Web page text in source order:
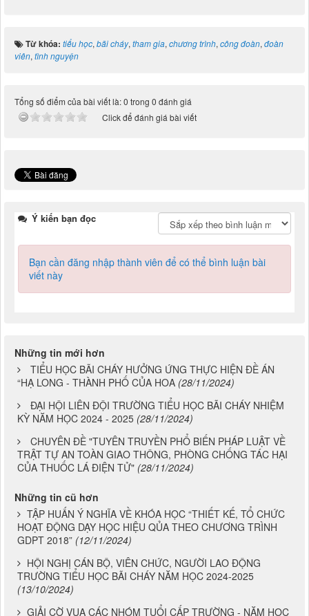
Từ khóa: tiểu học, bãi cháy, tham gia, chương trình, công đoàn, đoàn
viên, tình nguyện
Tổng số điểm của bài viết là: 0 trong 0 đánh giá
Click để đánh giá bài viết
Ý kiến bạn đọc
Bạn cần đăng nhập thành viên để có thể bình luận bài
viết này
Những tin mới hơn
TIỂU HỌC BÃI CHÁY HƯỞNG ỨNG THỰC HIỆN ĐỀ ÁN
“HẠ LONG - THÀNH PHỐ CỦA HOA (28/11/2024)
ĐẠI HỘI LIÊN ĐỘI TRƯỜNG TIỂU HỌC BÃI CHÁY NHIỆM
KỲ NĂM HỌC 2024 - 2025 (28/11/2024)
CHUYÊN ĐỀ "TUYÊN TRUYỀN PHỔ BIẾN PHÁP LUẬT VỀ
TRẬT TỰ AN TOÀN GIAO THÔNG, PHÒNG CHỐNG TÁC HẠI
CỦA THUỐC LÁ ĐIỆN TỬ" (28/11/2024)
Những tin cũ hơn
TẬP HUẤN Ý NGHĨA VỀ KHÓA HỌC “THIẾT KẾ, TỔ CHỨC
HOẠT ĐỘNG DẠY HỌC HIỆU QỦA THEO CHƯƠNG TRÌNH
GDPT 2018” (12/11/2024)
HỘI NGHỊ CÁN BỘ, VIÊN CHỨC, NGƯỜI LAO ĐỘNG
TRƯỜNG TIỂU HỌC BÃI CHÁY NĂM HỌC 2024-2025
(13/10/2024)
GIẢI CỜ VUA CÁC NHÓM TUỔI CẤP TRƯỜNG - NĂM HỌC